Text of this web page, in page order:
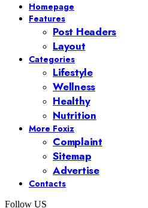
Homepage
Features
Post Headers
Layout
Categories
Lifestyle
Wellness
Healthy
Nutrition
More Foxiz
Complaint
Sitemap
Advertise
Contacts
Follow US